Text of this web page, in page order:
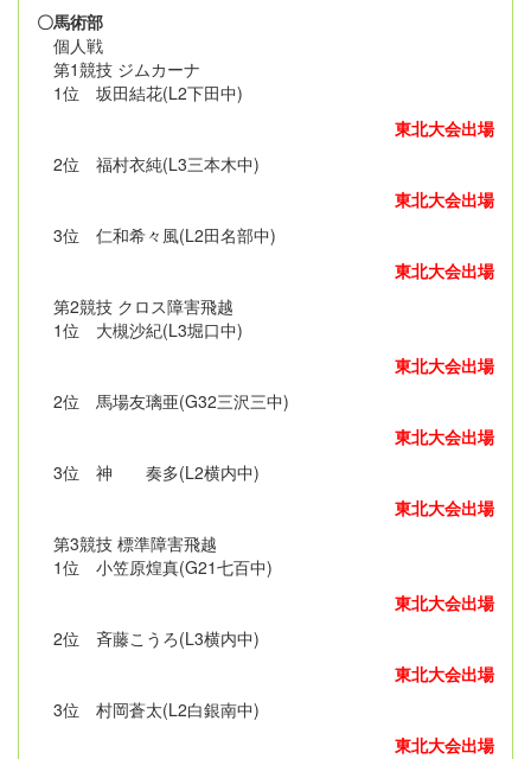
〇馬術部
個人戦
第1競技 ジムカーナ
1位 坂田結花(L2下田中)
東北大会出場
2位 福村衣純(L3三本木中)
東北大会出場
3位 仁和希々風(L2田名部中)
東北大会出場
第2競技 クロス障害飛越
1位 大槻沙紀(L3堀口中)
東北大会出場
2位 馬場友璃亜(G32三沢三中)
東北大会出場
3位 神 奏多(L2横内中)
東北大会出場
第3競技 標準障害飛越
1位 小笠原煌真(G21七百中)
東北大会出場
2位 斉藤こうろ(L3横内中)
東北大会出場
3位 村岡蒼太(L2白銀南中)
東北大会出場